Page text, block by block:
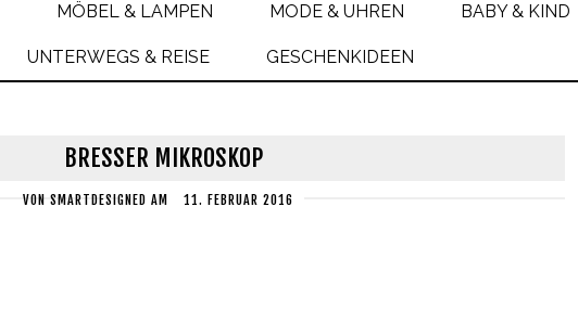
MÖBEL & LAMPEN MODE & UHREN BABY & KIND
UNTERWEGS & REISE GESCHENKIDEEN
BRESSER MIKROSKOP
VON SMARTDESIGNED AM 11. FEBRUAR 2016